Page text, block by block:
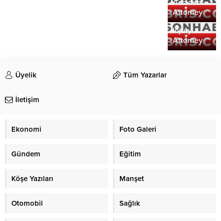
Accident
Attorney
the Role of
a Personal
Injury
Attorney
Üyelik Tüm Yazarlar
İletişim
Ekonomi Foto Galeri
Gündem Eğitim
Köşe Yazıları Manşet
Otomobil Sağlık